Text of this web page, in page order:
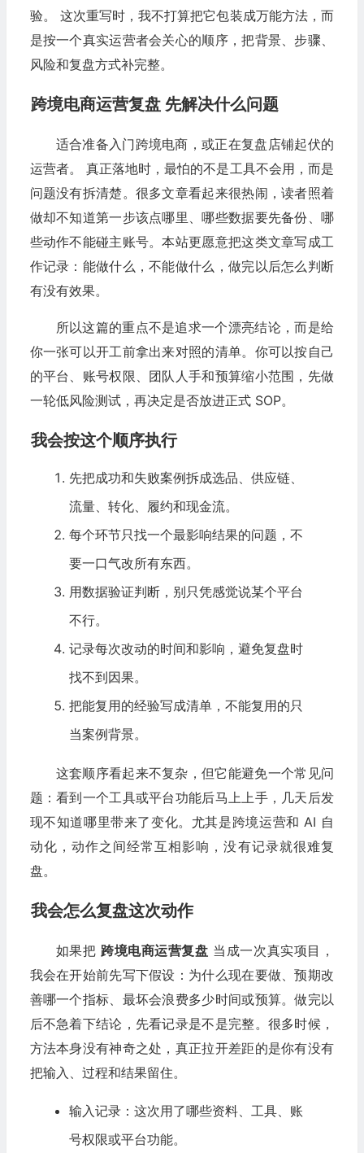
验。 这次重写时，我不打算把它包装成万能方法，而
是按一个真实运营者会关心的顺序，把背景、步骤、
风险和复盘方式补完整。
跨境电商运营复盘 先解决什么问题
适合准备入门跨境电商，或正在复盘店铺起伏的
运营者。 真正落地时，最怕的不是工具不会用，而是
问题没有拆清楚。很多文章看起来很热闹，读者照着
做却不知道第一步该点哪里、哪些数据要先备份、哪
些动作不能碰主账号。本站更愿意把这类文章写成工
作记录：能做什么，不能做什么，做完以后怎么判断
有没有效果。
所以这篇的重点不是追求一个漂亮结论，而是给
你一张可以开工前拿出来对照的清单。你可以按自己
的平台、账号权限、团队人手和预算缩小范围，先做
一轮低风险测试，再决定是否放进正式 SOP。
我会按这个顺序执行
先把成功和失败案例拆成选品、供应链、
流量、转化、履约和现金流。
每个环节只找一个最影响结果的问题，不
要一口气改所有东西。
用数据验证判断，别只凭感觉说某个平台
不行。
记录每次改动的时间和影响，避免复盘时
找不到因果。
把能复用的经验写成清单，不能复用的只
当案例背景。
这套顺序看起来不复杂，但它能避免一个常见问
题：看到一个工具或平台功能后马上上手，几天后发
现不知道哪里带来了变化。尤其是跨境运营和 AI 自
动化，动作之间经常互相影响，没有记录就很难复
盘。
我会怎么复盘这次动作
如果把 跨境电商运营复盘 当成一次真实项目，
我会在开始前先写下假设：为什么现在要做、预期改
善哪一个指标、最坏会浪费多少时间或预算。做完以
后不急着下结论，先看记录是不是完整。很多时候，
方法本身没有神奇之处，真正拉开差距的是你有没有
把输入、过程和结果留住。
输入记录：这次用了哪些资料、工具、账
号权限或平台功能。